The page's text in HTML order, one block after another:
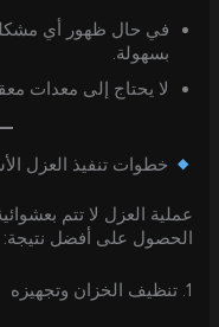
في حال ظهور أي
بسهولة.
لا يحتاج إلى معدات
خطوات تنفيذ العزل
عملية العزل لا تتم
الحصول على أفضل نتيجة:
1. تنظيف الخزان وتجهيزه